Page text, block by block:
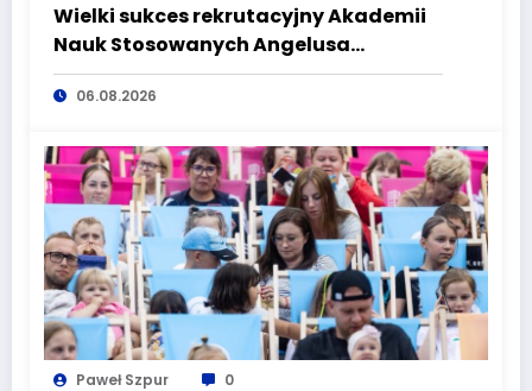
Wielki sukces rekrutacyjny Akademii
Nauk Stosowanych Angelusa
Silesiusa! Uczelnia bije rekordy, ale Ty
wciąż masz szansę – weź udział w II
06.08.2026
Paweł Szpur 0